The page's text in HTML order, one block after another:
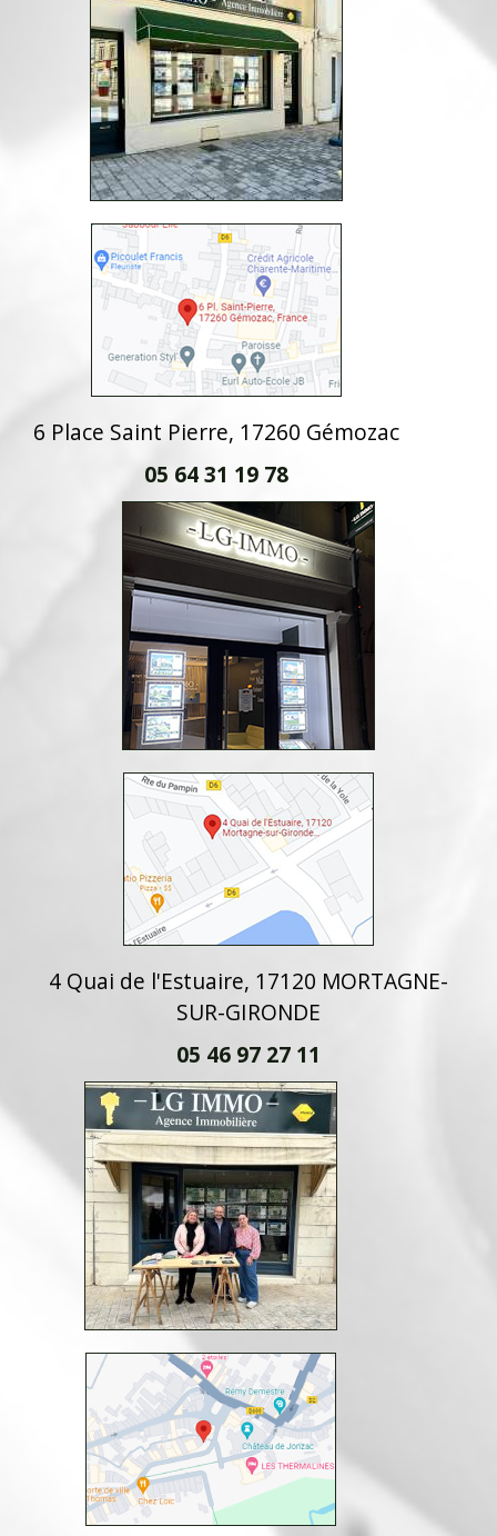
6 Place Saint Pierre, 17260 Gémozac
05 64 31 19 78
4 Quai de l'Estuaire, 17120 MORTAGNE-
SUR-GIRONDE
05 46 97 27 11